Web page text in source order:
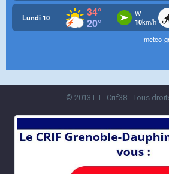
© 2013 L.L. Crif38 - Tous